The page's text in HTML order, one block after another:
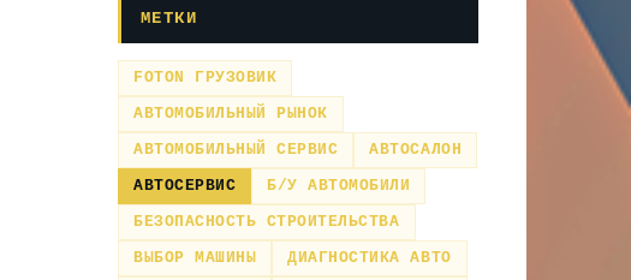
МЕТКИ
FOTON ГРУЗОВИК
АВТОМОБИЛЬНЫЙ РЫНОК
АВТОМОБИЛЬНЫЙ СЕРВИС
АВТОСАЛОН
АВТОСЕРВИС
Б/У АВТОМОБИЛИ
БЕЗОПАСНОСТЬ СТРОИТЕЛЬСТВА
ВЫБОР МАШИНЫ
ДИАГНОСТИКА АВТО